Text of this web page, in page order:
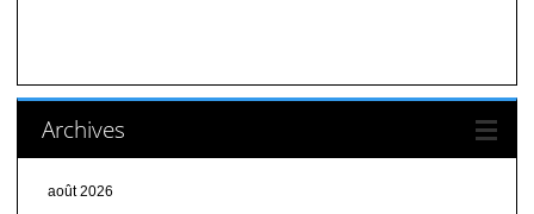
Archives
août 2026